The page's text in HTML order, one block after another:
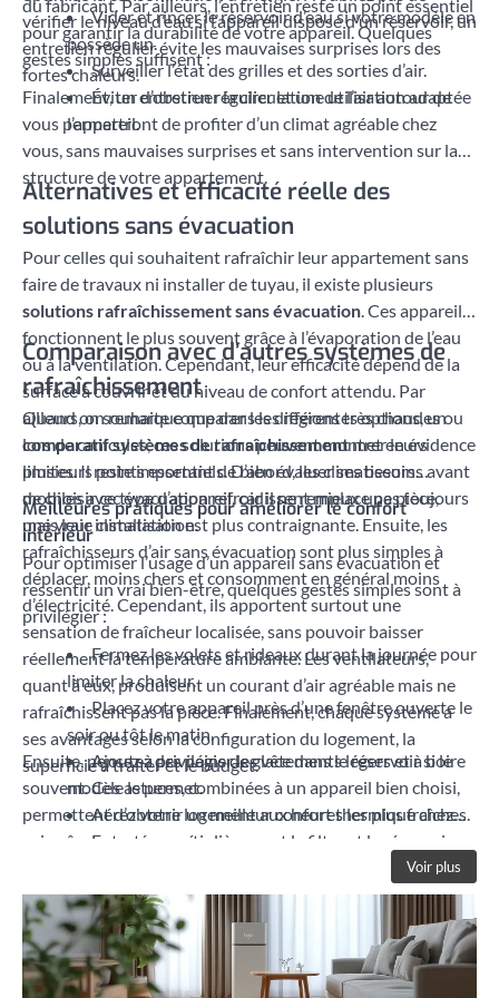
vérifier le niveau d’eau si l’appareil dispose d’un réservoir, un
entretien régulier évite les mauvaises surprises lors des
fortes chaleurs.
du fabricant. Par ailleurs, l’entretien reste un point essentiel
pour garantir la durabilité de votre appareil. Quelques
gestes simples suffisent :
Vider et rincer le réservoir d’eau si votre modèle en
possède un.
Surveiller l’état des grilles et des sorties d’air.
Éviter d’obstruer la circulation de l’air autour de
l’appareil.
Finalement, un entretien régulier et une utilisation adaptée
vous permettront de profiter d’un climat agréable chez
vous, sans mauvaises surprises et sans intervention sur la
structure de votre appartement.
Alternatives et efficacité réelle des
solutions sans évacuation
Pour celles qui souhaitent rafraîchir leur appartement sans
faire de travaux ni installer de tuyau, il existe plusieurs
solutions rafraîchissement sans évacuation. Ces appareils
fonctionnent le plus souvent grâce à l’évaporation de l’eau
ou à la ventilation. Cependant, leur efficacité dépend de la
surface à couvrir et du niveau de confort attendu. Par
ailleurs, on remarque que dans les régions très chaudes ou
lors de canicules, ces solutions peuvent montrer leurs
limites. Il reste important de bien évaluer ses besoins avant
de choisir ce type d’appareil, car il ne remplace pas toujours
une vraie climatisation.
Comparaison avec d’autres systèmes de
rafraîchissement
Quand on souhaite comparer les différentes options, un
comparatif systèmes de rafraîchissementmet en évidence
plusieurs points essentiels. D’abord, les climatiseurs
mobiles avec évacuation refroidissent mieux une pièce,
mais leur installation est plus contraignante. Ensuite, les
rafraîchisseurs d’air sans évacuation sont plus simples à
déplacer, moins chers et consomment en général moins
d’électricité. Cependant, ils apportent surtout une
sensation de fraîcheur localisée, sans pouvoir baisser
réellement la température ambiante. Les ventilateurs,
quant à eux, produisent un courant d’air agréable mais ne
rafraîchissent pas la pièce. Finalement, chaque système a
ses avantages selon la configuration du logement, la
superficie à traiter et le budget.
Meilleures pratiques pour améliorer le confort
intérieur
Pour optimiser l’usage d’un appareil sans évacuation et
ressentir un vrai bien-être, quelques gestes simples sont à
privilégier :
Fermez les volets et rideaux durant la journée pour
limiter la chaleur.
Placez votre appareil près d’une fenêtre ouverte le
soir ou tôt le matin.
Ajoutez des pains de glace dans le réservoir si le
modèle le permet.
Aérez votre logement aux heures les plus fraîches.
Entretenez régulièrement le filtre et le réservoir
Ensuite, pensez à privilégier les vêtements légers et à boire
souvent. Ces astuces, combinées à un appareil bien choisi,
permettent d’obtenir un meilleur confort thermique chez
soi, même sans évacuation.
Voir plus